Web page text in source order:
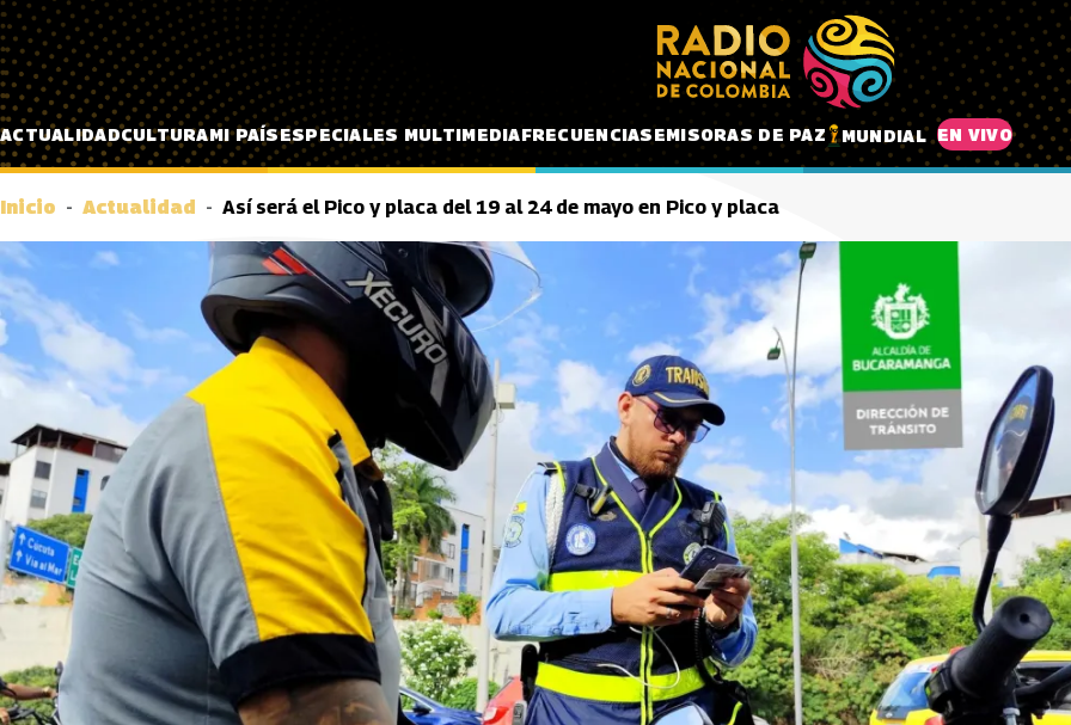
Pasar al contenido principal
ACTUALIDADCULTURAMI PAÍSESPECIALES MULTIMEDIAFRECUENCIASEMISORAS DE PAZ MUNDIAL EN VIVO
Inicio Actualidad Así será el Pico y placa del 19 al 24 de mayo en Pico y placa